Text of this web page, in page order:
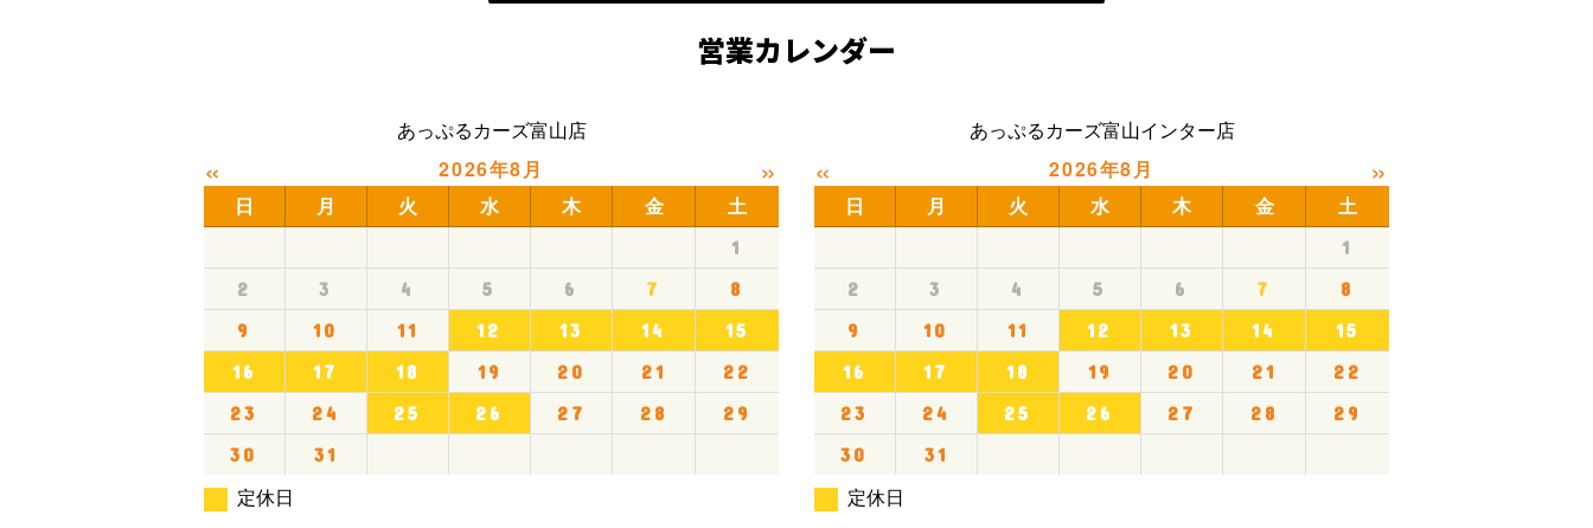
営業カレンダー
あっぷるカーズ富山店
« 2026年8月 »
日 月 火 水 木 金 土
1
2
3 4 5 6 7
8
9
10 11 12 13 14
15
16
17 18 19 20 21
22
23
24 25 26 27 28
29
30
31
定休日
あっぷるカーズ富山インター店
« 2026年8月 »
日 月 火 水 木 金 土
1
2
3 4 5 6 7
8
9
10 11 12 13 14
15
16
17 18 19 20 21
22
23
24 25 26 27 28
29
30
31
定休日